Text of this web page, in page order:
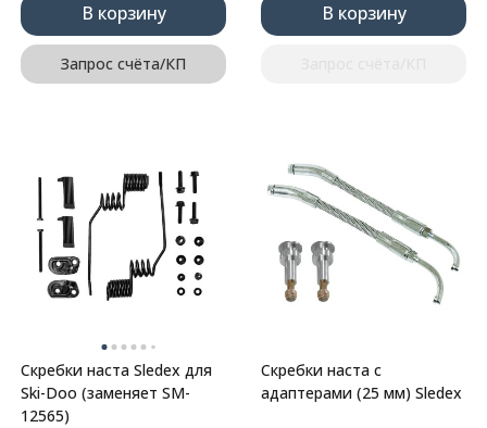
В корзину
Запрос счёта/КП
В корзину
Скребки наста Sledex для
Ski-Doo (заменяет SM-
12565)
Скребки наста с
адаптерами (25 мм) Sledex